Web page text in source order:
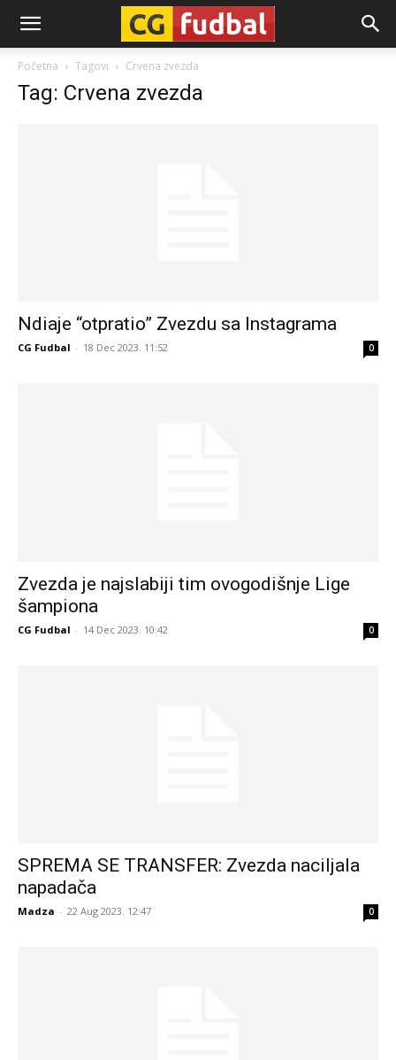
CG-
Fudbal
Početna Tagovi Crvena zvezda
Tag: Crvena zvezda
Ndiaje “otpratio” Zvezdu sa Instagrama
CG Fudbal - 18 Dec 2023. 11:52 0
Zvezda je najslabiji tim ovogodišnje Lige
šampiona
CG Fudbal - 14 Dec 2023. 10:42 0
SPREMA SE TRANSFER: Zvezda naciljala
napadača
Madza - 22 Aug 2023. 12:47 0